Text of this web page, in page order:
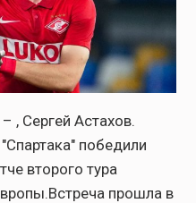
, Сергей Астахов.
победили
второго тура
прошла в